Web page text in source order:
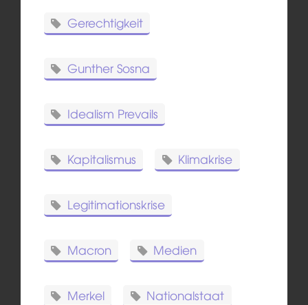
Gerechtigkeit
Gunther Sosna
Idealism Prevails
Kapitalismus Klimakrise
Legitimationskrise
Macron Medien
Merkel Nationalstaat